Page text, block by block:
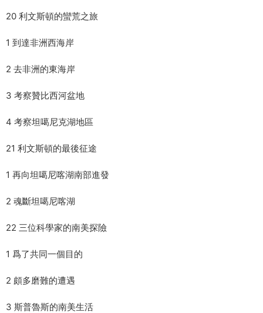
20 利文斯頓的蠻荒之旅
1 到達非洲西海岸
2 去非洲的東海岸
3 考察贊比西河盆地
4 考察坦噶尼克湖地區
21 利文斯頓的最後征途
1 再向坦噶尼喀湖南部進發
2 魂斷坦噶尼喀湖
22 三位科學家的南美探險
1 爲了共同一個目的
2 頗多磨難的遭遇
3 斯普魯斯的南美生活